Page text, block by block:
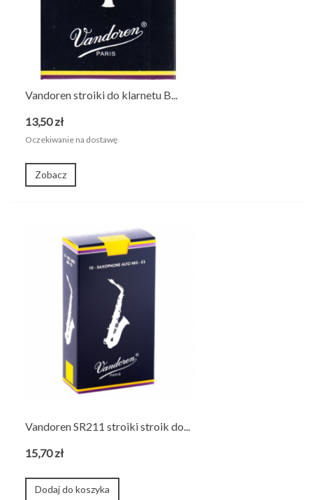
Vandoren stroiki do klarnetu B...
13,50 zł
Oczekiwanie na dostawę
Zobacz
Vandoren SR211 stroiki stroik do...
15,70 zł
Dodaj do koszyka